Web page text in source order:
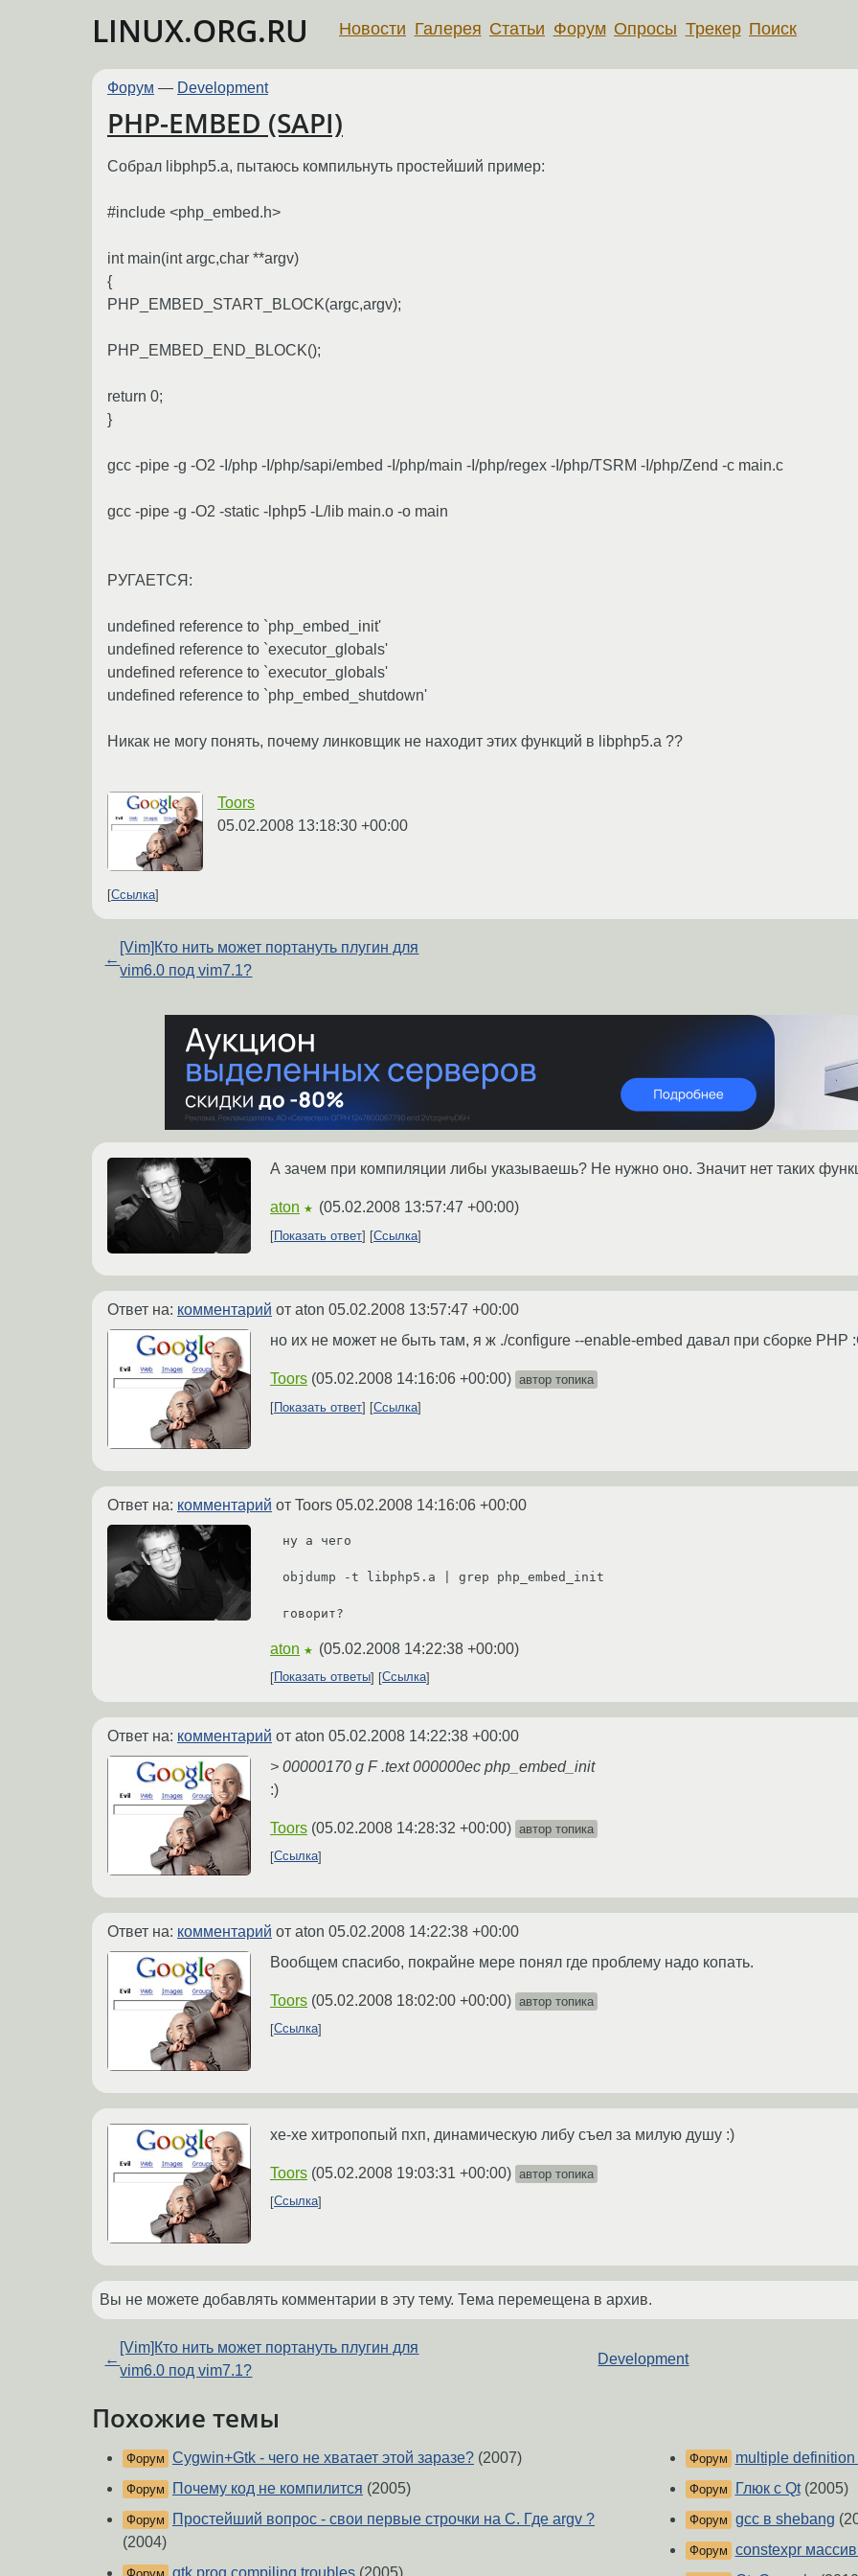
LINUX.ORG.RU Новости Галерея Статьи Форум Опросы Трекер Поиск
Форум — Development
PHP-EMBED (SAPI)
Собрал libphp5.a, пытаюсь компильнуть простейший пример:
#include <php_embed.h>
int main(int argc,char **argv)
{
PHP_EMBED_START_BLOCK(argc,argv);
PHP_EMBED_END_BLOCK();
return 0;
}
gcc -pipe -g -O2 -I/php -I/php/sapi/embed -I/php/main -I/php/regex -I/php/TSRM -I/php/Zend -c main.c
gcc -pipe -g -O2 -static -lphp5 -L/lib main.o -o main
РУГАЕТСЯ:
undefined reference to `php_embed_init'
undefined reference to `executor_globals'
undefined reference to `executor_globals'
undefined reference to `php_embed_shutdown'
Никак не могу понять, почему линковщик не находит этих функций в libphp5.a ??
Toors
05.02.2008 13:18:30 +00:00
Ссылка
←
[Vim]Кто нить может портануть плугин для
vim6.0 под vim7.1?
А зачем при компиляции либы указываешь? Не нужно оно. Значит нет таких
aton ★ (05.02.2008 13:57:47 +00:00)
Показать ответ Ссылка
Ответ на: комментарий от aton 05.02.2008 13:57:47 +00:00
но их не может не быть там, я ж ./configure --enable-embed давал при сборке PHP
Toors (05.02.2008 14:16:06 +00:00) автор топика
Показать ответ
Ссылка
Ответ на: комментарий от Toors 05.02.2008 14:16:06 +00:00
ну а чего
objdump -t libphp5.a | grep php_embed_init
говорит?
aton ★ (05.02.2008 14:22:38 +00:00)
Показать ответы Ссылка
Ответ на: комментарий от aton 05.02.2008 14:22:38 +00:00
> 00000170 g F .text 000000ec php_embed_init
:)
Toors (05.02.2008 14:28:32 +00:00) автор топика
Ссылка
Ответ на: комментарий от aton 05.02.2008 14:22:38 +00:00
Вообщем спасибо, покрайне мере понял где проблему надо копать.
Toors (05.02.2008 18:02:00 +00:00) автор топика
Ссылка
хе-хе хитропопый пхп, динамическую либу съел за милую душу :)
Toors (05.02.2008 19:03:31 +00:00) автор топика
Ссылка
Вы не можете добавлять комментарии в эту тему. Тема перемещена в архив.
←
[Vim]Кто нить может портануть плугин для
vim6.0 под vim7.1?
Development
Похожие темы
Форум Cygwin+Gtk - чего не хватает этой заразе? (2007)
Форум Почему код не компилится (2005)
Форум
Простейший вопрос - свои первые строчки на C. Где argv ?
(2004)
Форум multiple definition
Форум Глюк с Qt(2005)
Форум gcc в shebang
Форум constexpr